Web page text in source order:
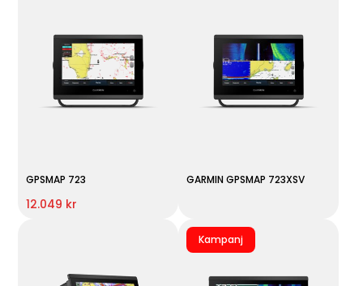
GPSMAP 723
12.049 kr
GARMIN GPSMAP 723XSV
Kampanj